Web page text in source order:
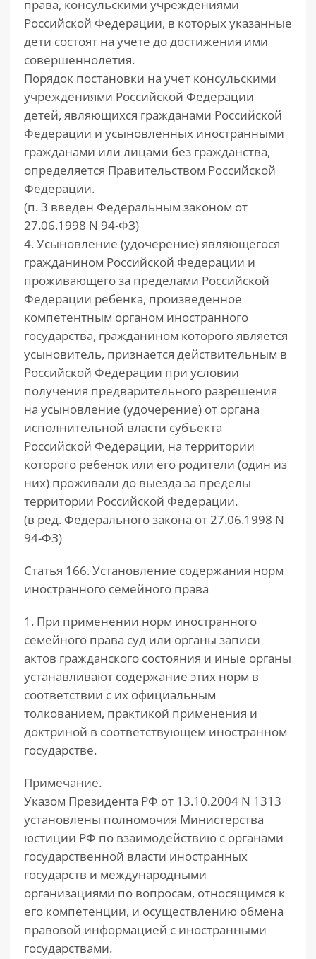
права, консульскими учреждениями
Российской Федерации, в которых указанные
дети состоят на учете до достижения ими
совершеннолетия.
Порядок постановки на учет консульскими
учреждениями Российской Федерации
детей, являющихся гражданами Российской
Федерации и усыновленных иностранными
гражданами или лицами без гражданства,
определяется Правительством Российской
Федерации.
(п. 3 введен Федеральным законом от
27.06.1998 N 94-ФЗ)
4. Усыновление (удочерение) являющегося
гражданином Российской Федерации и
проживающего за пределами Российской
Федерации ребенка, произведенное
компетентным органом иностранного
государства, гражданином которого является
усыновитель, признается действительным в
Российской Федерации при условии
получения предварительного разрешения
на усыновление (удочерение) от органа
исполнительной власти субъекта
Российской Федерации, на территории
которого ребенок или его родители (один из
них) проживали до выезда за пределы
территории Российской Федерации.
(в ред. Федерального закона от 27.06.1998 N
94-ФЗ)
Статья 166. Установление содержания норм
иностранного семейного права
1. При применении норм иностранного
семейного права суд или органы записи
актов гражданского состояния и иные органы
устанавливают содержание этих норм в
соответствии с их официальным
толкованием, практикой применения и
доктриной в соответствующем иностранном
государстве.
Примечание.
Указом Президента РФ от 13.10.2004 N 1313
установлены полномочия Министерства
юстиции РФ по взаимодействию с органами
государственной власти иностранных
государств и международными
организациями по вопросам, относящимся к
его компетенции, и осуществлению обмена
правовой информацией с иностранными
государствами.